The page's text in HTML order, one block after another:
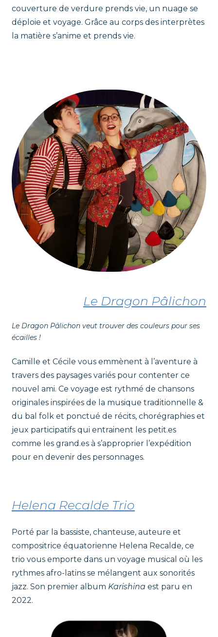
couverture de verdure prends vie, un nuage se
déploie et voyage. Grâce au corps des interprètes
la matière s’anime et prends vie.
Le Dragon Pâlichon
Le Dragon Pâlichon veut trouver des couleurs pour ses
écailles !
Camille et Cécile vous emmènent à l’aventure à
travers des paysages variés pour contenter ce
nouvel ami. Ce voyage est rythmé de chansons
originales inspirées de la musique traditionnelle &
du bal folk et ponctué de récits, chorégraphies et
jeux participatifs qui entrainent les petit.es
comme les grand.es à s’approprier l’expédition
pour en devenir des personnages.
Helena Recalde Trio
Porté par la bassiste, chanteuse, auteure et
compositrice équatorienne Helena Recalde, ce
trio vous emporte dans un voyage musical où les
rythmes afro-latins se mélangent aux sonorités
jazz. Son premier album Karishina est paru en
2022.